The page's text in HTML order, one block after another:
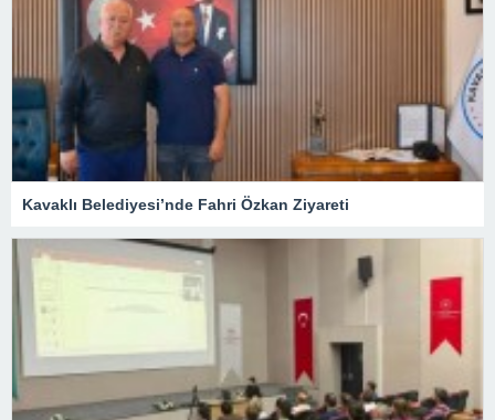
Kavaklı Belediyesi’nde Fahri Özkan Ziyareti